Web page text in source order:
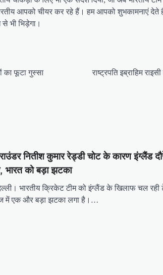
आपको चीयर कर रहे हैं। हम आपको शुभकामनाएं
भी भिड़ेगा।
का फूटा गुस्सा
राष्ट्रपति इब्राहिम
नितीश कुमार रेड्डी चोट के कारण इंग्लैंड
भारत को बड़ा झटका
भारतीय क्रिकेट टीम को इंग्लैंड के खिलाफ चल रही
में एक और बड़ा झटका लगा है।…